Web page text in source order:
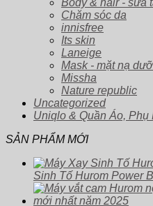
Body & hair - sữa
Chăm sóc da
innisfree
Its skin
Laneige
Mask - mặt nạ
Missha
Nature republic
Uncategorized
Uniqlo & Quần Áo, Phụ
SẢN PHẨM MỚI
Sinh Tố Hurom Power